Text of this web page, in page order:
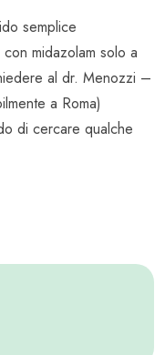
semplice
midazolam solo a
al dr. Menozzi –
a Roma)
di cercare qualche